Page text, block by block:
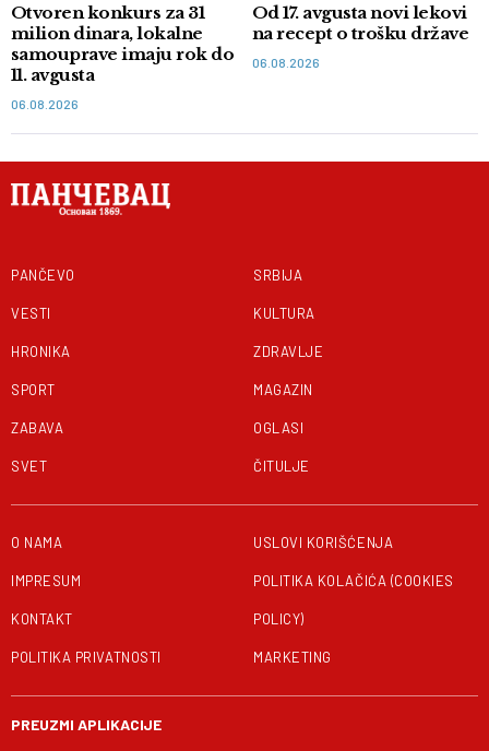
Otvoren konkurs za 31
milion dinara, lokalne
samouprave imaju rok do
11. avgusta
06.08.2026
Od 17. avgusta novi lekovi
na recept o trošku države
06.08.2026
PANČEVO
VESTI
HRONIKA
SPORT
ZABAVA
SVET
SRBIJA
KULTURA
ZDRAVLJE
MAGAZIN
OGLASI
ČITULJE
O NAMA
IMPRESUM
KONTAKT
POLITIKA PRIVATNOSTI
USLOVI KORIŠĆENJA
POLITIKA KOLAČIĆA (COOKIES
POLICY)
MARKETING
PREUZMI APLIKACIJE